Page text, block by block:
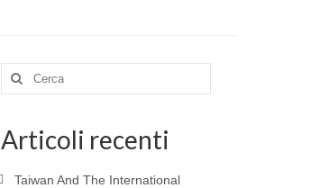
Cerca:
Articoli recenti
Taiwan And The International